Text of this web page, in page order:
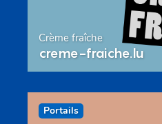
Crème fraîche
creme-fraiche.lu
Portails